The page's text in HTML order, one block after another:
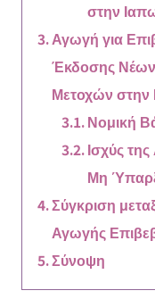
στην
Αγωγή για
Έκδοσης Νέων
Μετοχών στην
Νομική
Ισχύς
Μη
Σύγκριση
Αγωγής
Σύνοψη